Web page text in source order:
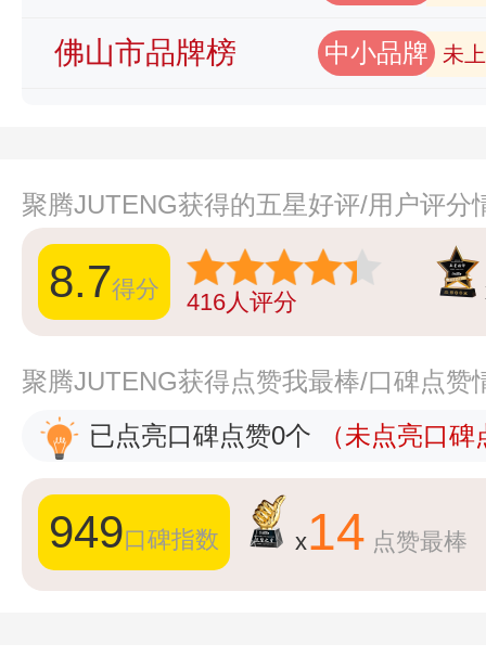
佛山市品牌榜 中小品牌 未
聚腾JUTENG获得的五星好评/用户评分
8.7得分 416人评分
聚腾JUTENG获得点赞我最棒/口碑点赞
已点亮口碑点赞0个
（未点亮口
949口碑指数 x14 点赞最棒